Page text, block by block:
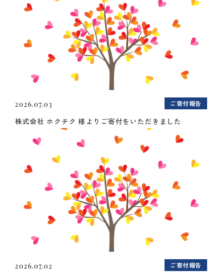
2026.07.03 ご寄付報告
株式会社 ホクチク 様よりご寄付をいただきました
2026.07.02 ご寄付報告